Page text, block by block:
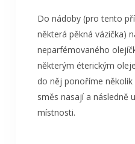
Do nádoby (pro tento
některá pěkná vázička)
neparfémovaného
některým éterickým
do něj ponoříme
směs nasají a následně
místnosti.